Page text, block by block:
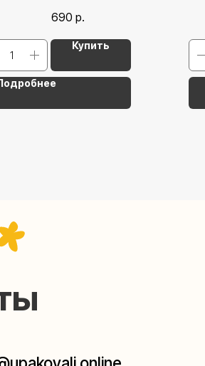
690 р.
Купить
помочь!